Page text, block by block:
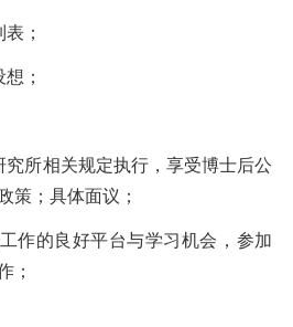
；
；
究所相关规定执行，享受博士后公
策；具体面议；
作的良好平台与学习机会，参加
；